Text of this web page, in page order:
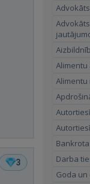
3
Darba
Goda